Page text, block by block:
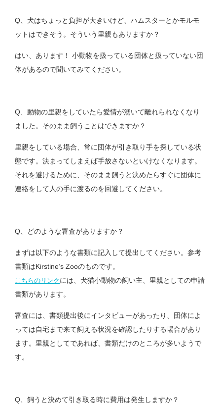
Q、犬はちょっと負担が大きいけど、ハムスターとかモルモ
ットはできそう。そういう里親もありますか？
はい、あります！ 小動物を扱っている団体と扱っていない団
体があるので聞いてみてください。
Q、動物の里親をしていたら愛情が湧いて離れられなくなり
ました。そのまま飼うことはできますか？
里親をしている場合、常に団体が引き取り手を探している状
態です。決まってしまえば手放さないといけなくなります。
それを避けるために、そのまま飼うと決めたらすぐに団体に
連絡をして人の手に渡るのを回避してください。
Q、どのような審査がありますか？
まずは以下のような書類に記入して提出してください。参考
書類はKirstine’s Zooのものです。
こちらのリンク には、犬猫小動物の飼い主、里親としての申請
書類があります。
審査には、書類提出後にインタビューがあったり、団体によ
っては自宅まで来て飼える状況を確認したりする場合があり
ます。里親としてであれば、書類だけのところが多いようで
す。
Q、飼うと決めて引き取る時に費用は発生しますか？